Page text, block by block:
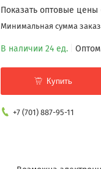
Показать оптовые цены
Минимальная сумма
В наличии 24 ед.
Купить
+7 (701) 887-95-11